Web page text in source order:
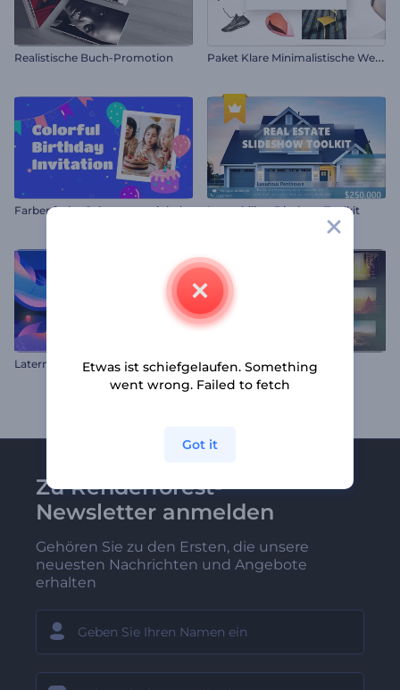
Realistische Buch-Promotion P
aket Klare Minimalistische Werbung
F
arbenfrohe Geburtstagseinladung Immobilien-Diashow Toolkit
Laternenfest Animationen 3D-Vintage
Zu Renderforest-
Newsletter anmelden
Gehören Sie zu den Ersten, die unsere
neuesten Nachrichten und Angebote
erhalten
Etwas ist schiefgelaufen. Something
went wrong. Failed to fetch
Got it